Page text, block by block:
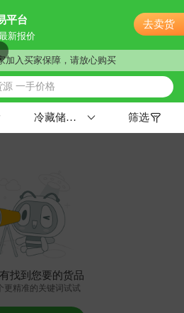
平台
新报价
去卖货
加入买家保障，请放心购买
源 一手价格
冷藏储存2-3个月 筛选
找到您要的货品
更精准的关键词试试